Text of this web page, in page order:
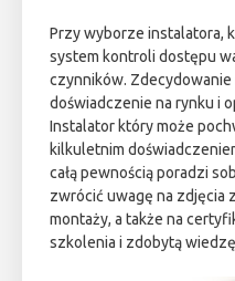
Przy wyborze instalatora,
system kontroli dostępu
czynników.
doświadczenie na rynku i
Instalator który może
kilkuletnim
całą pewnością poradzi
zwrócić uwagę na zdjęcia
montaży, a także na
szkolenia i zdobytą